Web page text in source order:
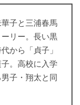
子と三浦春馬
リー。長い黒
から「貞子」
。高校に入学
子・翔太と同